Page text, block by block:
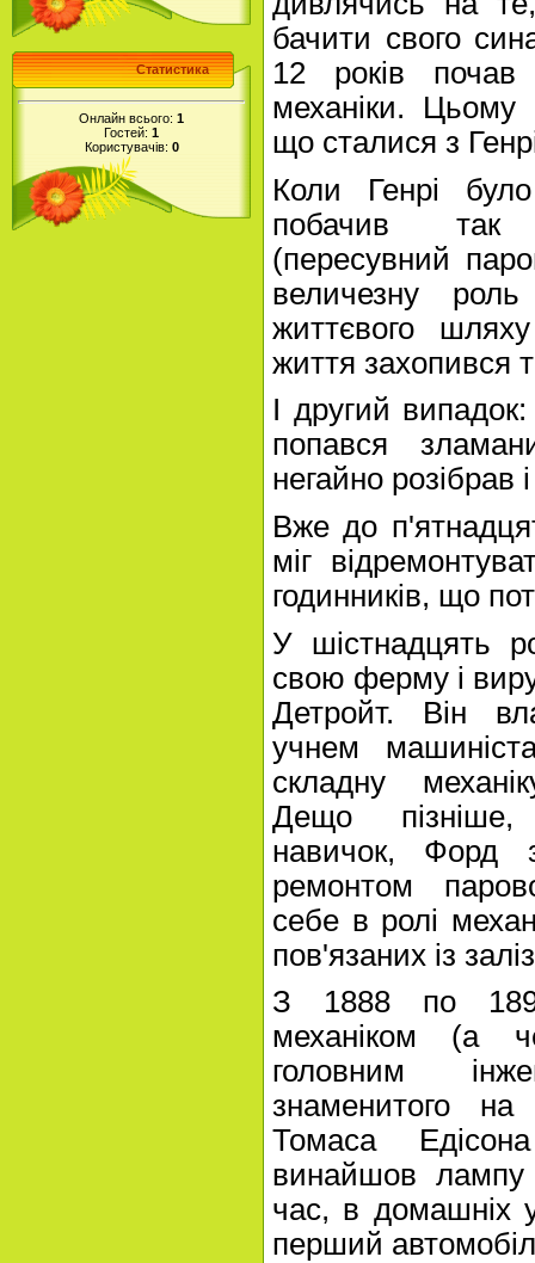
Статистика
Онлайн всього: 1
Гостей: 1
Користувачів: 0
бачити свого
12 років почав
механіки.
що сталися з
Коли Генрі
побачив так
(пересувний
величезну
життєвого
життя захопився
І другий
попався
негайно розібрав
Вже до
міг
годинників, що
У шістнадцять
свою ферму і
Детройт. Він
учнем
складну
Дещо
навичок, Форд
ремонтом
себе в ролі
пов'язаних із
З 1888 по
механіком (а
головним
знаменитого на
Томаса
винайшов
час, в домашніх
перший